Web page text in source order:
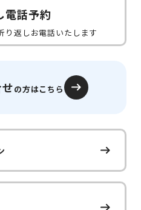
電話予約
り返しお電話いたします
の方はこちら